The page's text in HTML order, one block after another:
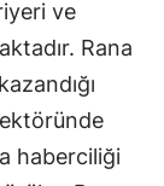
ve
Rana
haberciliği